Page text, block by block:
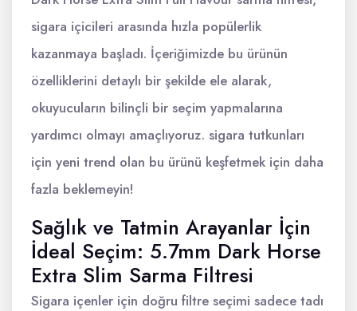
sigara içicileri arasında hızla popülerlik
kazanmaya başladı. İçeriğimizde bu ürünün
özelliklerini detaylı bir şekilde ele alarak,
okuyucuların bilinçli bir seçim yapmalarına
yardımcı olmayı amaçlıyoruz. sigara tutkunları
için yeni trend olan bu ürünü keşfetmek için daha
fazla beklemeyin!
Sağlık ve Tatmin Arayanlar İçin
İdeal Seçim: 5.7mm Dark Horse
Extra Slim Sarma Filtresi
Sigara içenler için doğru filtre seçimi sadece tadı